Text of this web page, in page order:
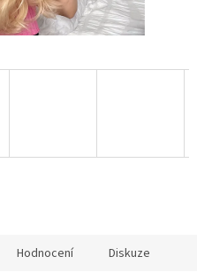
Hodnocení Diskuze